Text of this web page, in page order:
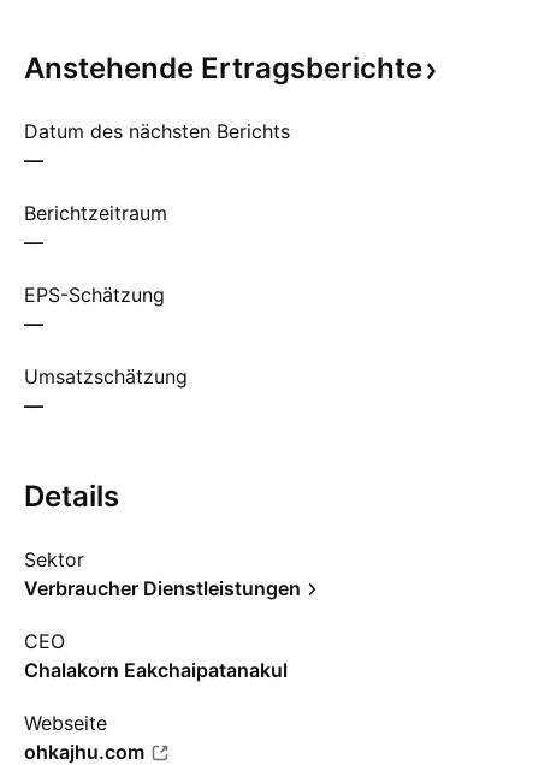
Anstehende Ertragsberichte
Datum des nächsten Berichts
—
Berichtzeitraum
—
EPS-Schätzung
—
Umsatzschätzung
—
Details
Sektor
Verbraucher Dienstleistungen
CEO
Chalakorn Eakchaipatanakul
Webseite
ohkajhu.com